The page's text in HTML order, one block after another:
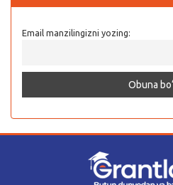
Email manzilingizni yozing: